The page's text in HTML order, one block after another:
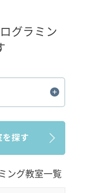
グラミン
ング教室一覧